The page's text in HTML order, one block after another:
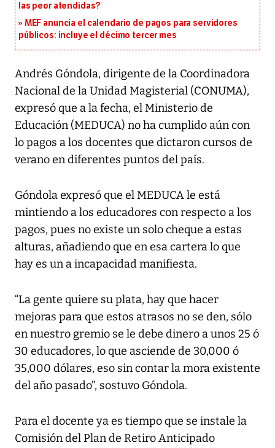
las peor atendidas?
MEF anuncia el calendario de pagos para servidores
públicos: incluye el décimo tercer mes
Andrés Góndola, dirigente de la Coordinadora
Nacional de la Unidad Magisterial (CONUMA),
expresó que a la fecha, el Ministerio de
Educación (MEDUCA) no ha cumplido aún con
lo pagos a los docentes que dictaron cursos de
verano en diferentes puntos del país.
Góndola expresó que el MEDUCA le está
mintiendo a los educadores con respecto a los
pagos, pues no existe un solo cheque a estas
alturas, añadiendo que en esa cartera lo que
hay es un a incapacidad manifiesta.
“La gente quiere su plata, hay que hacer
mejoras para que estos atrasos no se den, sólo
en nuestro gremio se le debe dinero a unos 25 ó
30 educadores, lo que asciende de 30,000 ó
35,000 dólares, eso sin contar la mora existente
del año pasado”, sostuvo Góndola.
Para el docente ya es tiempo que se instale la
Comisión del Plan de Retiro Anticipado